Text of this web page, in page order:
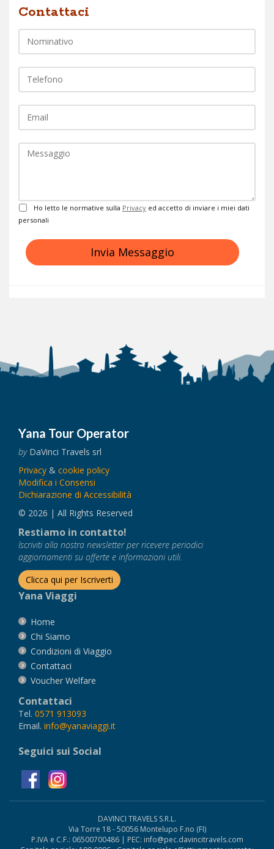
Contattaci
Privacy
Ho letto le normative sulla Privacy ed accetto di inviare i miei dati
personali
Invia Messaggio
Yana Tour Operator
byDaVinci Travels srl
Privacy & cookie policy
Modifica i Consensi
Dichiarazione di Accessibilità
© 2026 | All Rights Reserved
Restiamo in contatto!
Iscriviti alla nostra newsletter per ricevere periodici
aggiornamenti su offerte e informazioni utili.
Clicca qui per Iscriverti
Yana Viaggi
Home
Chi Siamo
Condizioni di Viaggio
Contattaci
Voucher Welfare
Contattaci
Tel. 0571 913093
Email. info@yanaviaggi.it
Seguici sui Social
DAVINCI TRAVELS S.R.L.
Via Torre 18 - 50056 Montelupo F.no (FI)
P.IVA e C.F.: 06500700486 | PEC: info@pec.davincitravels.com